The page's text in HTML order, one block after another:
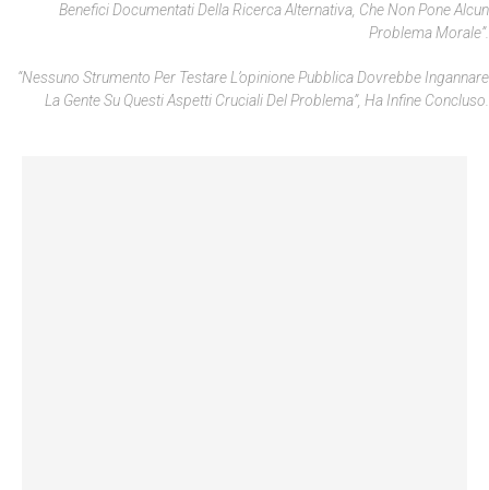
Benefici Documentati Della Ricerca Alternativa, Che Non Pone Alcun
Problema Morale”.
“Nessuno Strumento Per Testare L’opinione Pubblica Dovrebbe Ingannare
La Gente Su Questi Aspetti Cruciali Del Problema”, Ha Infine Concluso.